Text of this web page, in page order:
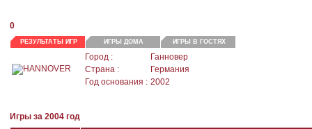
0
РЕЗУЛЬТАТЫ ИГР ИГРЫ ДОМА ИГРЫ В ГОСТЯХ
Город :
Ганновер
Страна :
Германия
Год основания : 2002
Игры за 2004 год